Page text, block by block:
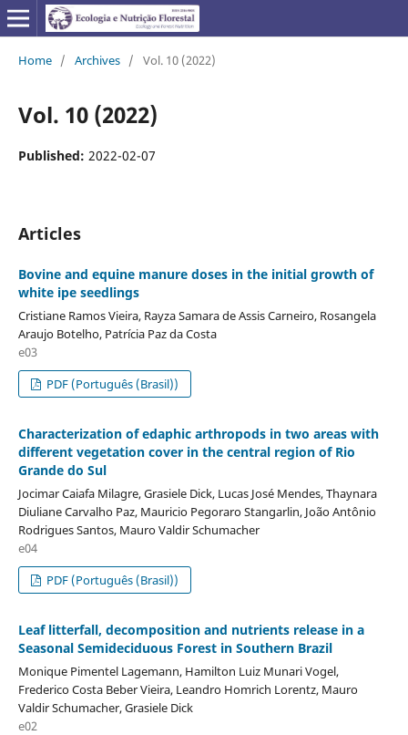
Home / Archives / Vol. 10 (2022)
Vol. 10 (2022)
Published: 2022-02-07
Articles
Bovine and equine manure doses in the initial growth of
white ipe seedlings
Cristiane Ramos Vieira, Rayza Samara de Assis Carneiro, Rosangela
Araujo Botelho, Patrícia Paz da Costa
e03
PDF (Português (Brasil))
Characterization of edaphic arthropods in two areas with
different vegetation cover in the central region of Rio
Grande do Sul
Jocimar Caiafa Milagre, Grasiele Dick, Lucas José Mendes, Thaynara
Diuliane Carvalho Paz, Mauricio Pegoraro Stangarlin, João Antônio
Rodrigues Santos, Mauro Valdir Schumacher
e04
PDF (Português (Brasil))
Leaf litterfall, decomposition and nutrients release in a
Seasonal Semideciduous Forest in Southern Brazil
Monique Pimentel Lagemann, Hamilton Luiz Munari Vogel,
Frederico Costa Beber Vieira, Leandro Homrich Lorentz, Mauro
Valdir Schumacher, Grasiele Dick
e02